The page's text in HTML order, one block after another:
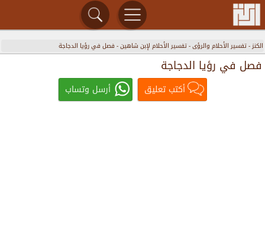
الكنز-تفسير الأحلام والرؤى-تفسير الأحلام لإبن شاهين- فصل في رؤيا الدجاجة
فصل في رؤيا الدجاجة
أكتب تعليق أرسل وتساب